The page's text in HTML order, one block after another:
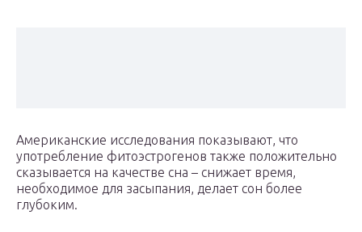
Американские исследования показывают, что
употребление фитоэстрогенов также положительно
сказывается на качестве сна – снижает время,
необходимое для засыпания, делает сон более
глубоким.